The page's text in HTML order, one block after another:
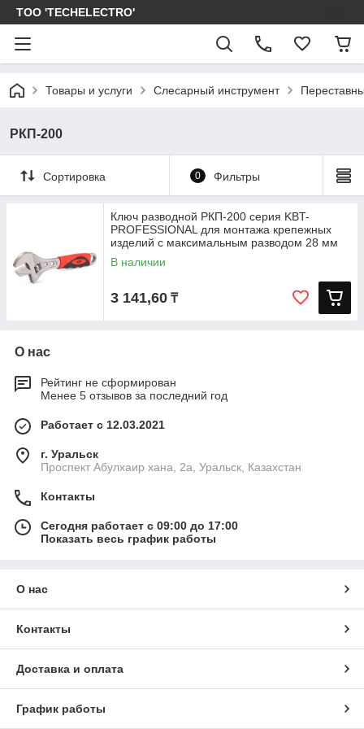
ТОО 'TECHELECTRO'
Товары и услуги Слесарный инструмент
РКП-200
Сортировка 0 Фильтры
Ключ разводной РКП-200 серия KBT-
PROFESSIONAL для монтажа крепежных
изделий с максимальным разводом 28 мм
В наличии
3 141,60 ₸
О нас
Рейтинг не сформирован
Менее 5 отзывов за последний год
Работает с 12.03.2021
г. Уральск
Проспект Абулхаир хана, 2а, Уральск, Казахстан
Контакты
Сегодня работает с 09:00 до 17:00
Показать весь график работы
О нас
Контакты
Доставка и оплата
График работы